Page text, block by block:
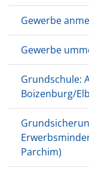
Gewerbe
Gewerbe
Grundschule:
Boizenburg/
Parchim)